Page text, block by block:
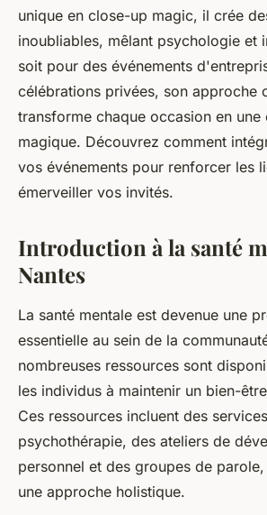
unique en close-up magic, il crée
inoubliables, mêlant psychologie et
soit pour des événements
célébrations privées, son approche
transforme chaque occasion en une
magique. Découvrez comment
vos événements pour renforcer les
émerveiller vos invités.
Introduction à la santé
Nantes
La santé mentale est devenue une
essentielle au sein de la
nombreuses ressources sont
les individus à maintenir un bien-
Ces ressources incluent des
psychothérapie, des ateliers de
personnel et des groupes de
une approche holistique.